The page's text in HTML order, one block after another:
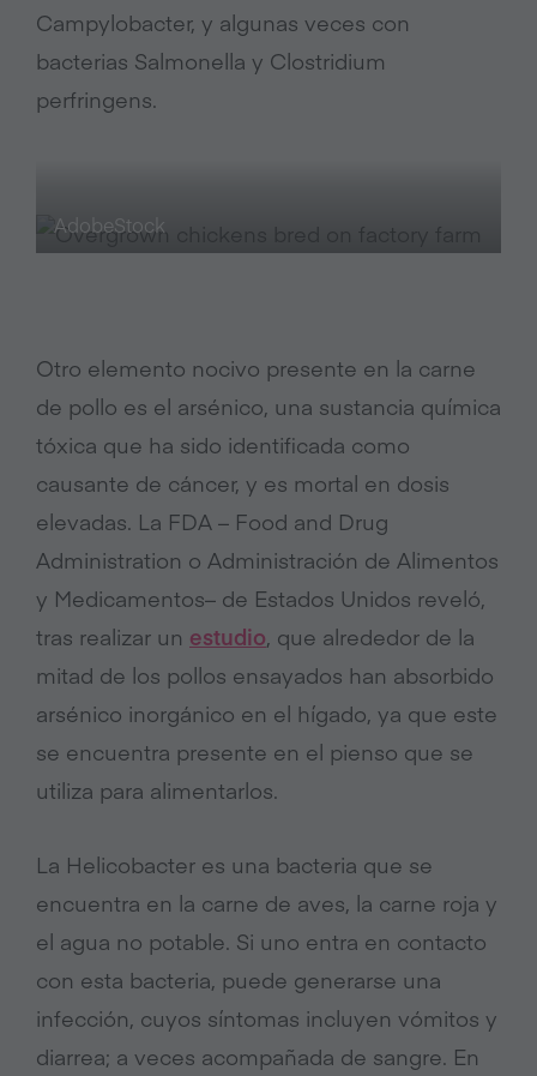
Campylobacter, y algunas veces con
bacterias Salmonella y Clostridium
perfringens.
AdobeStock
Otro elemento nocivo presente en la carne
de pollo es el arsénico, una sustancia química
tóxica que ha sido identificada como
causante de cáncer, y es mortal en dosis
elevadas. La FDA – Food and Drug
Administration o Administración de Alimentos
y Medicamentos– de Estados Unidos reveló,
tras realizar un estudio, que alrededor de la
mitad de los pollos ensayados han absorbido
arsénico inorgánico en el hígado, ya que este
se encuentra presente en el pienso que se
utiliza para alimentarlos.
La Helicobacter es una bacteria que se
encuentra en la carne de aves, la carne roja y
el agua no potable. Si uno entra en contacto
con esta bacteria, puede generarse una
infección, cuyos síntomas incluyen vómitos y
diarrea; a veces acompañada de sangre. En